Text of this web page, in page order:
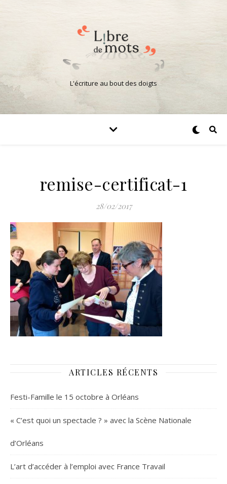
L'écriture au bout des doigts
remise-certificat-1
28/02/2017
ARTICLES RÉCENTS
Festi-Famille le 15 octobre à Orléans
« C’est quoi un spectacle ? » avec la Scène Nationale
d’Orléans
L’art d’accéder à l’emploi avec France Travail